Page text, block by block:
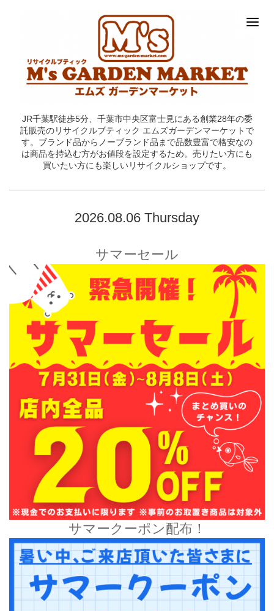
JR千葉駅徒歩5分、千葉市中央区富士見にある創業28年の委
託販売のリサイクルブティック エムズガーデンマーケットで
す。ブランド品からノーブランド品まで品数豊富で格安なの
は商品を持込む方がお値段を設定するため。売りたい方にも
買いたい方にも楽しいリサイクルショップです。
2026.08.06 Thursday
サマーセール
サマークーポン配布！